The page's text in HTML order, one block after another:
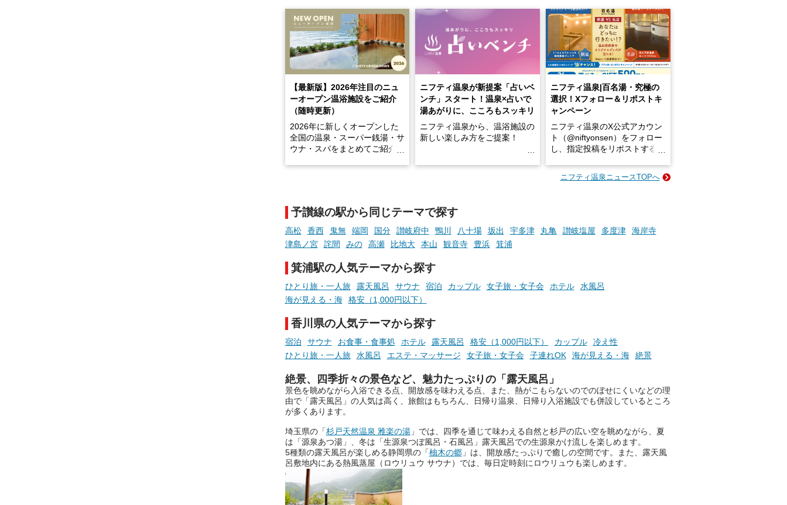
【最新版】2026年注目のニュ
ーオープン温浴施設をご紹介
（随時更新）
2026年に新しくオープンした
全国の温泉・スーパー銭湯・サ
ウナ・スパをまとめてご紹介！
まったスポットが続々登場して
います。
現地取材記事もあわせて紹介し
ていますので、気になる施設は
ぜひチェックして次のおでかけ
先の参考にしてみてください
ね。
ニフティ温泉が新提案「占いベ
ンチ」スタート！温泉×占いで
湯あがりに、こころもスッキリ
ニフティ温泉から、温浴施設の
新しい楽しみ方をご提案！
手相やタロットなど気軽に楽し
める占いで、“ととのう”おふろ
時間を、もっと特別に。
ニフティ温泉|百名湯・究極の
選択！Xフォロー＆リポストキ
ャンペーン
ニフティ温泉のX公式アカウン
ト（@niftyonsen）をフォロー
し、指定投稿をリポストする
GIFT500円分をプレゼントい
ニフティ温泉ニュースTOPへ
予讃線の駅から同じテーマで探す
高松 香西 鬼無 端岡 国分 讃岐府中 鴨川 八十場 坂出 宇多津 丸亀 讃岐塩屋 多度津
海岸寺
津島ノ宮
詫間 みの 高瀬 比地大 本山 観音寺 豊浜 箕浦
箕浦駅の人気テーマから探す
ひとり旅・一人旅 露天風呂 サウナ 宿泊 カップル 女子旅・女子会 ホテル
水風呂
海が見える・海
格安（1,000円以下）
香川県の人気テーマから探す
宿泊 サウナ お食事・食事処 ホテル 露天風呂 格安（1,000円以下） カップル
冷え性
ひとり旅・一人旅
水風呂 エステ・マッサージ 女子旅・女子会 子連れOK 海が見える・海 絶景
絶景、四季折々の景色など、魅力たっぷりの「露天風呂」
景色を眺めながら入浴できる点、開放感を味わえる点、また、熱がこもらないのでのぼせにくいなどの理
由で「露天風呂」の人気は高く、旅館はもちろん、日帰り温泉、日帰り入浴施設でも併設しているところ
が多くあります。
埼玉県の「杉戸天然温泉 雅楽の湯」では、四季を通じて味わえる自然と杉戸の広い空を眺めながら、夏
は「源泉あつ湯」、冬は「生源泉つぼ風呂・石風呂」露天風呂での生源泉かけ流しを楽しめます。
5種類の露天風呂が楽しめる静岡県の「柚木の郷」は、開放感たっぷりで癒しの空間です。また、露天風
呂敷地内にある熱風蒸屋（ロウリュウ サウナ）では、毎日定時刻にロウリュウも楽しめます。